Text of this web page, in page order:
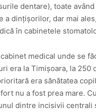
dentare), toate
a dințișorilor, dar mai ales,
în cabinetele
medical unde se
era la Timișoara, la 250
era sănătatea
nu a fost prea mare.
dintre incisivii centrali